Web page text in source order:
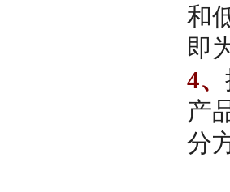
和
即
4、
产
分